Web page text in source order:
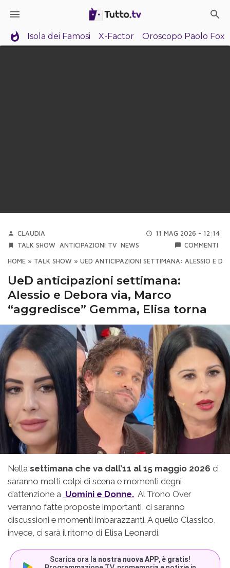
Isola dei Famosi X-Factor Oroscopo Paolo Fox
CLAUDIA
11 MAG 2026 - 12:14
TALK SHOW ANTICIPAZIONI TV NEWS COMMENTI
HOME » TALK SHOW » UED ANTICIPAZIONI SETTIMANA: ALESSIO E
UeD anticipazioni settimana:
Alessio e Debora via, Marco
“aggredisce” Gemma, Elisa torna
Nella settimana che va dall’11 al 15 maggio 2026 ci
saranno molti colpi di scena e momenti degni
d’attenzione a Uomini e Donne. Al Trono Over
verranno fatte proposte importanti, ci saranno
discussioni e momenti imbarazzanti. A quello Classico,
invece, ci sarà il ritorno di Elisa Leonardi.
Scarica ora la nostra nuova APP, è gratis!